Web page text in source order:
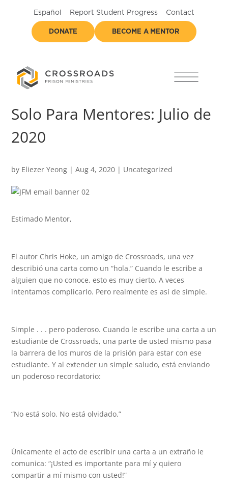
Español Report Student Progress Contact
DONATE BECOME A MENTOR
Solo Para Mentores: Julio de
2020
by Eliezer Yeong |Aug 4, 2020 | Uncategorized
Estimado Mentor,
El autor Chris Hoke, un amigo de Crossroads, una vez
describió una carta como un “hola.” Cuando le escribe a
alguien que no conoce, esto es muy cierto. A veces
intentamos complicarlo. Pero realmente es así de simple.
Simple . . . pero poderoso. Cuando le escribe una carta a un
estudiante de Crossroads, una parte de usted mismo pasa
la barrera de los muros de la prisión para estar con ese
estudiante. Y al extender un simple saludo, está enviando
un poderoso recordatorio:
“No está solo. No está olvidado.”
Únicamente el acto de escribir una carta a un extraño le
comunica: “¡Usted es importante para mí y quiero
compartir a mí mismo con usted!”